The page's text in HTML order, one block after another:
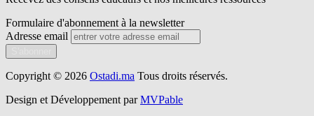
Formulaire d'abonnement à la newsletter
Adresse email
Copyright © 2026 Ostadi.ma Tous droits réservés.
Design et Développement par MVPable